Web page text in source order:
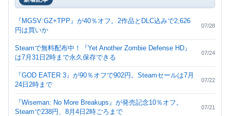
『The Life and Suffering of Sir Brante』Steam無料配布は7
月23日10時まで。入手後も継続プレイ可能
8
違いと新価格を整理
『MGSV:GZ+TPP』が40％オフ。2作品とDLC込みで2,626
円は買いか
07/28
Steamで無料配布中！『Yet Another Zombie Defense HD』
は7月31日2時まで永久保存できる
07/24
『GOD EATER 3』が90％オフで902円。Steamセールは7月
24日2時まで
07/22
『Wiseman: No More Breakups』が発売記念10％オフ。
Steamで238円、8月4日2時ごろまで
07/21